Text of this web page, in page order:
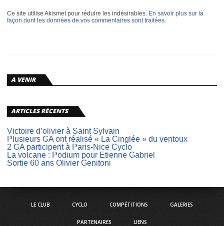
Ce site utilise Akismet pour réduire les indésirables. En savoir plus sur la
façon dont les données de vos commentaires sont traitées
A VENIR
ARTICLES RÉCENTS
Victoire d’olivier à Saint Sylvain
Plusieurs GA ont réalisé « La Cinglée » du ventoux
2 GA participent à Paris-Nice Cyclo
La volcane : Podium pour Etienne Gabriel
Sortie 60 ans Olivier Genitoni
LE CLUB CYCLO COMPÉTITIONS GALERIES
PARTENAIRES LIENS